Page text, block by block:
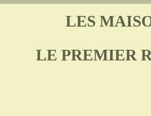
LES
LE PREMIER